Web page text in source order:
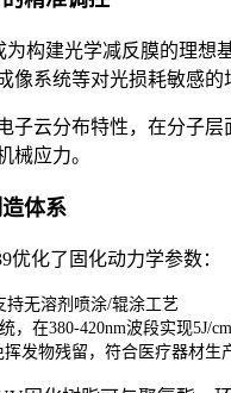
为构建光学减反膜的理
像系统等对光损耗敏感的
子云分布特性，在分子
械应力。
体系
优化了固化动力学参数：
持无溶剂喷涂/辊涂工艺
，在380-420nm波段实现5J/
挥发物残留，符合医疗器材生